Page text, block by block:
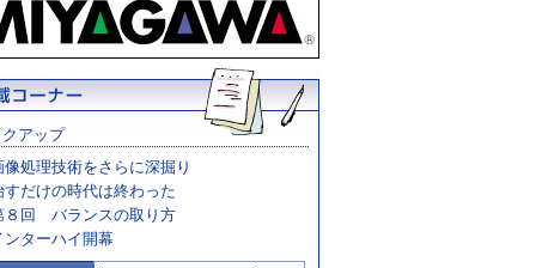
アップ
像処理技術をさらに深掘り
すだけの時代は終わった
８回 バランスの取り方
ンターハイ開幕